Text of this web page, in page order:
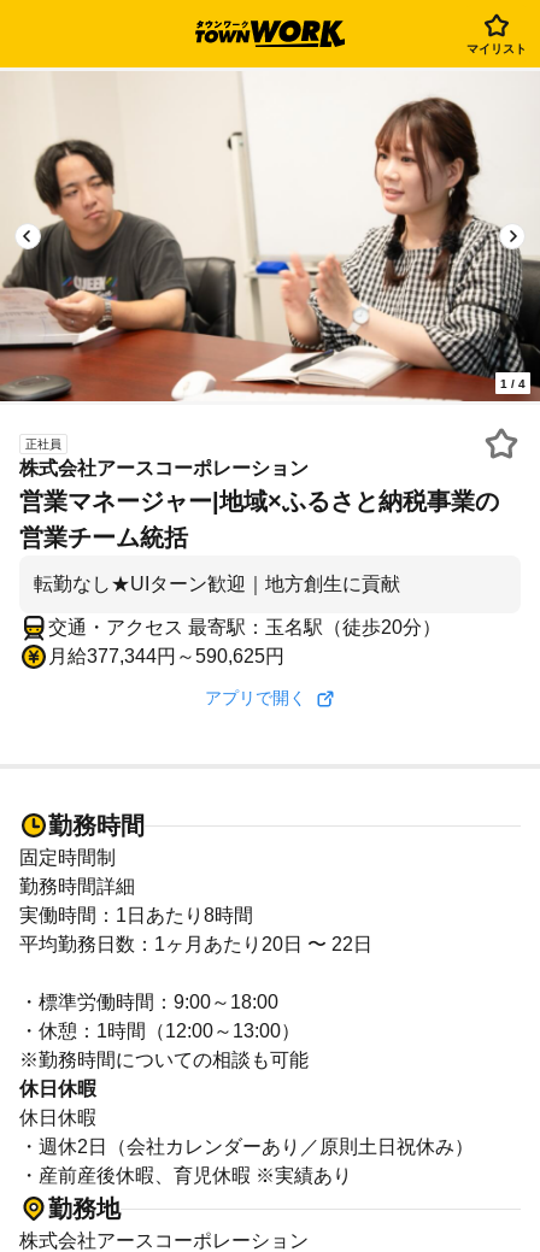
マイリスト
1 / 4
正社員
株式会社アースコーポレーション
営業マネージャー|地域×ふるさと納税事業の
営業チーム統括
転勤なし★UIターン歓迎｜地方創生に貢献
交通・アクセス 最寄駅：玉名駅（徒歩20分）
月給377,344円～590,625円
アプリで開く
勤務時間
固定時間制
勤務時間詳細
実働時間：1日あたり8時間
平均勤務日数：1ヶ月あたり20日 〜 22日
・標準労働時間：9:00～18:00
・休憩：1時間（12:00～13:00）
※勤務時間についての相談も可能
休日休暇
休日休暇
・週休2日（会社カレンダーあり／原則土日祝休み）
・産前産後休暇、育児休暇 ※実績あり
勤務地
株式会社アースコーポレーション